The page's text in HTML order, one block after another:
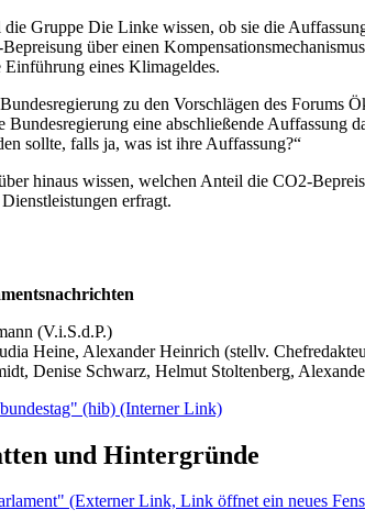
Gruppe Die Linke wissen, ob sie die
über einen
eines Klimageldes.
zu den Vorschlägen des Forums
eine abschließende Auffassung
sollte, falls ja, was ist ihre Auffassung?“
hinaus wissen, welchen Anteil die CO2-
erfragt.
(V.i.S.d.P.)
Heine, Alexander Heinrich (stellv.
Denise Schwarz, Helmut Stoltenberg,
(hib) (Interner Link)
und Hintergründe
(Externer Link, Link öffnet ein neues